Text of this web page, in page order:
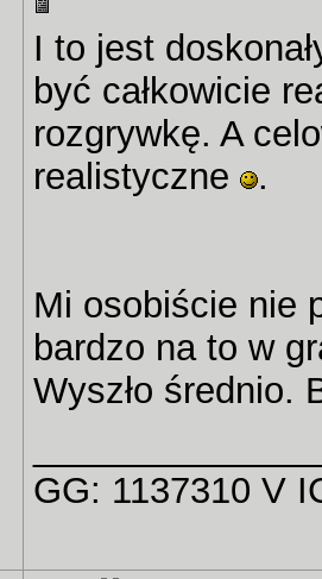
I to jest
być całkowicie
rozgrywkę. A
realistyczne
.
Mi osobiście nie
bardzo na to w
Wyszło średnio.
GG: 1137310 V